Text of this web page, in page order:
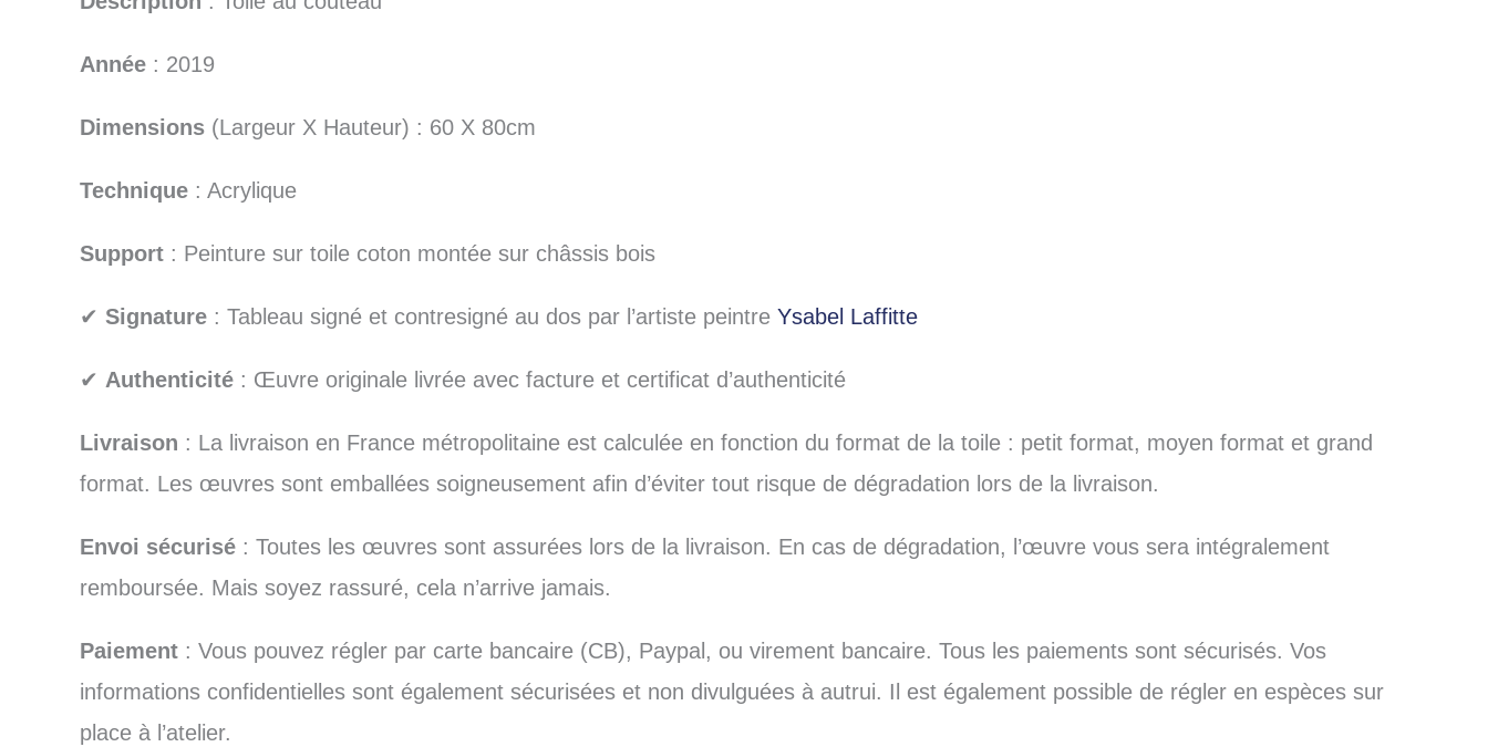
Année : 2019
Dimensions (Largeur X Hauteur) : 60 X 80cm
Technique : Acrylique
Support : Peinture sur toile coton montée sur châssis bois
✔ Signature : Tableau signé et contresigné au dos par l’artiste peintre Ysabel Laffitte
✔ Authenticité : Œuvre originale livrée avec facture et certificat d’authenticité
Livraison : La livraison en France métropolitaine est calculée en fonction du format de la toile : petit format, moyen format et grand
format. Les œuvres sont emballées soigneusement afin d’éviter tout risque de dégradation lors de la livraison.
Envoi sécurisé : Toutes les œuvres sont assurées lors de la livraison. En cas de dégradation, l’œuvre vous sera intégralement
remboursée. Mais soyez rassuré, cela n’arrive jamais.
Paiement : Vous pouvez régler par carte bancaire (CB), Paypal, ou virement bancaire. Tous les paiements sont sécurisés. Vos
informations confidentielles sont également sécurisées et non divulguées à autrui. Il est également possible de régler en espèces sur
place à l’atelier.